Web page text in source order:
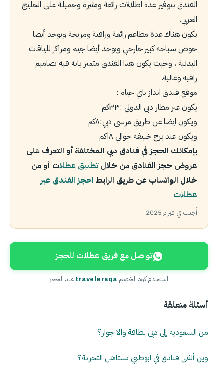
الفندق بتوفير عدة اطلالات رائعة ومثيرة وجميلة على الخليج
العربي.
يكون هناك عدة مطاعم رائعة وراقية ومريحة ويوجد أيضا
حوض سباحة كبير خارجي ويوجد أيضا جيم ومراكز للياقات
البدنية ، وحيث يكون هذا الفندق متميز بانه فيه تصاميم
راقيه وعالية.
موقع فندق انداز باي حياه :
يكون عبر مطار دبي الدولي :٣٣كم
ويكون ايضا عن طريق مرسى دبي:٨كم
ويكون عند برج خليفه حوالي ١٨كم
بإمكانك الحجز في فنادق دبي المختلفة أو التعرف على
عروض حجز الفنادق من خلالتطبيق عطلات أو من
خلال الواتساب عن طريق الرابط احجز الفندق عبر
عطلات
أُجيب في فبراير 2025
تواصل مع فريق عطلات للحجز
استخدم كود الخصم travelersqaعند الحجز
أسئلة متعلقة
من السعوديه إلى دبي بطاقة والا جواز؟
وين ألقى فنادق في ابوظبي تستاهل التجربة؟